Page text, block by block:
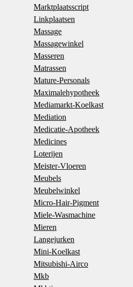
Marktplaatsscript
Linkplaatsen
Massage
Massagewinkel
Masseren
Matrassen
Mature-Personals
Maximalehypotheek
Mediamarkt-Koelkast
Mediation
Medicatie-Apotheek
Medicines
Loterijen
Meister-Vloeren
Meubels
Meubelwinkel
Micro-Hair-Pigment
Miele-Wasmachine
Mieren
Langejurken
Mini-Koelkast
Mitsubishi-Airco
Mkb